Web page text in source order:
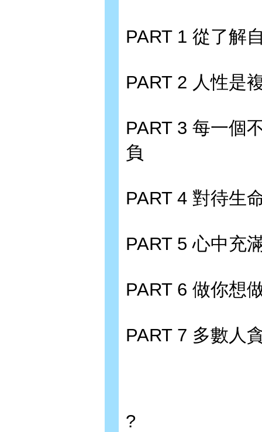
PART 1 從了解
PART 2 人性是
PART 3 每一個
負
PART 4 對待生
PART 5 心中充
PART 6 做你想
PART 7 多數人
?